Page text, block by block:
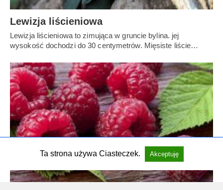
Lewizja liścieniowa
Lewizja liścieniowa to zimująca w gruncie bylina. jej
wysokość dochodzi do 30 centymetrów. Mięsiste liście…
Ta strona używa Ciasteczek. Akceptuję